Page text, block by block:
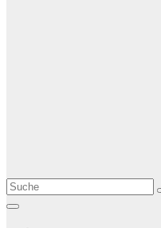
Le Matin
AGENCE DE PRESSE